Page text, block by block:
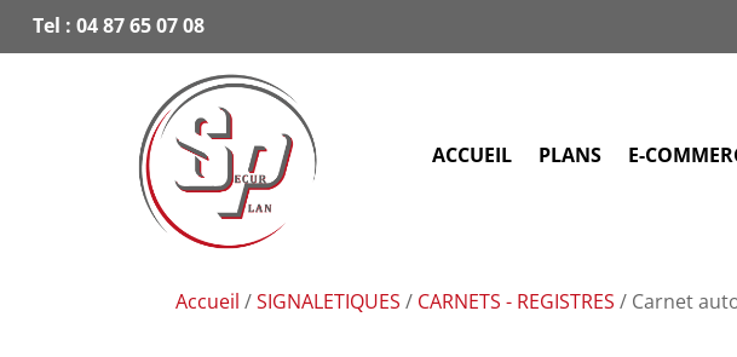
Tel : 04 87 65 07 08
ACCUEIL PLANS E-
Accueil /SIGNALETIQUES / CARNETS - REGISTRES / Carnet